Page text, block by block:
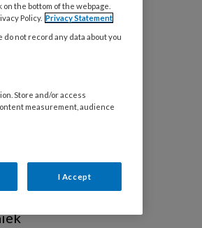
the bottom of the webpage.
Policy. Privacy Statement
not record any data about you
Store and/or access
measurement, audience
I Accept